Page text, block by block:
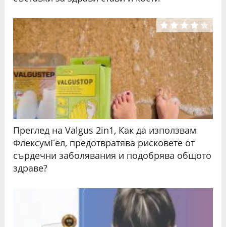
Преглед на Valgus 2in1, Как да използвам
ФлексумГел, предотвратява рисковете от
сърдечни заболявания и подобрява общото
здраве?